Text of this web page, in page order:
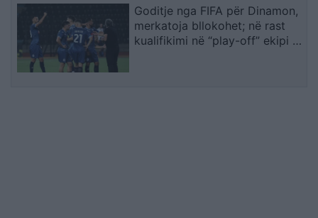
Goditje nga FIFA për Dinamon,
merkatoja bllokohet; në rast
kualifikimi në “play-off” ekipi i